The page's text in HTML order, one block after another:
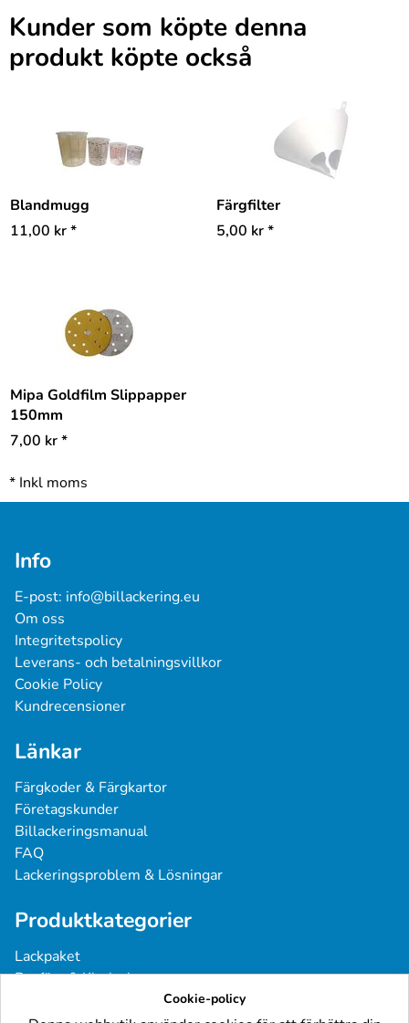
Kunder som köpte denna
produkt köpte också
Blandmugg
11,00 kr*
Färgfilter
5,00 kr*
Mipa Goldfilm Slippapper
150mm
7,00 kr*
* Inkl moms
Info
E-post: info@billackering.eu
Om oss
Integritetspolicy
Leverans- och betalningsvillkor
Cookie Policy
Kundrecensioner
Länkar
Färgkoder & Färgkartor
Företagskunder
Billackeringsmanual
FAQ
Lackeringsproblem & Lösningar
Produktkategorier
Lackpaket
Basfärg & Klarlack
Cookie-policy